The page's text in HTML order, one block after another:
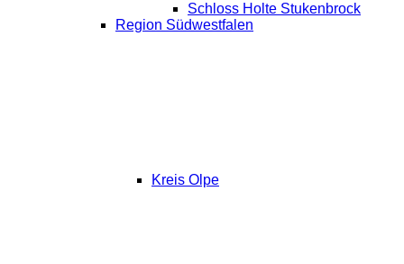
Schloss Holte Stukenbrock
Region Südwestfalen
Kreis Olpe